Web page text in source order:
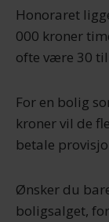
Honoraret
000 kroner
ofte være 30
For en bolig
kroner vil de
betale
Ønsker du
boligsalget,